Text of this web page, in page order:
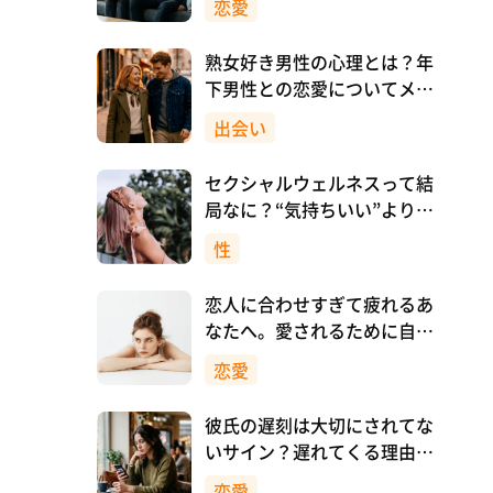
恋愛
熟女好き男性の心理とは？年
下男性との恋愛についてメリ
ットも解説！
出会い
セクシャルウェルネスって結
局なに？“気持ちいい”より先
に、自分を大切にすること
性
恋人に合わせすぎて疲れるあ
なたへ。愛されるために自分
を消さない恋愛のつくり方
恋愛
彼氏の遅刻は大切にされてな
いサイン？遅れてくる理由と
対処法